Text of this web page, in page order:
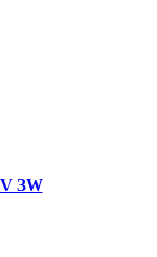
3W